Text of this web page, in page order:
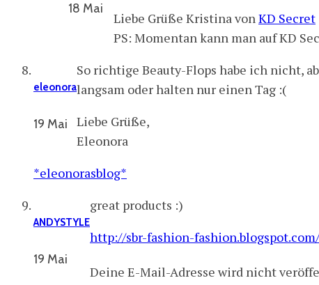
18 Mai
Liebe Grüße Kristina vonKD Secret
PS: Momentan kann man auf KD
eleonora
19 Mai
So richtige Beauty-Flops habe ich nicht,
langsam oder halten nur einen Tag :(
Liebe Grüße,
Eleonora
*eleonorasblog*
ANDYSTYLE
19 Mai
great products :)
http://sbr-fashion-fashion.blogspot.com/
Deine E-Mail-Adresse wird nicht